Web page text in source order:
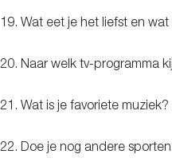
19. Wat eet je het liefst en
20. Naar welk tv-programma
21. Wat is je favoriete
22. Doe je nog andere